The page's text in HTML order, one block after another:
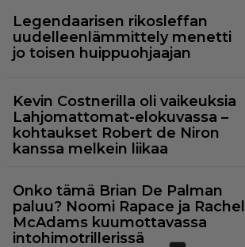
Legendaarisen rikosleffan
uudelleenlämmittely menetti
jo toisen huippuohjaajan
Kevin Costnerilla oli vaikeuksia
Lahjomattomat-elokuvassa –
kohtaukset Robert de Niron
kanssa melkein liikaa
Onko tämä Brian De Palman
paluu? Noomi Rapace ja Rachel
McAdams kuumottavassa
intohimotrillerissä